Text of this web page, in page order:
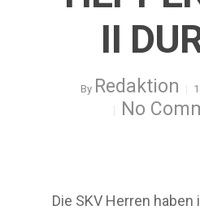
II
By Redaktion
No
Die SKV Herren